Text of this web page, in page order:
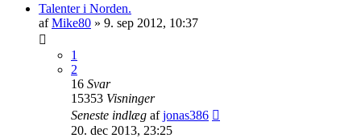
Talenter i Norden.
afMike80 » 9. sep 2012, 10:37
1
2
16 Svar
15353 Visninger
Seneste indlæg afjonas386
20. dec 2013, 23:25